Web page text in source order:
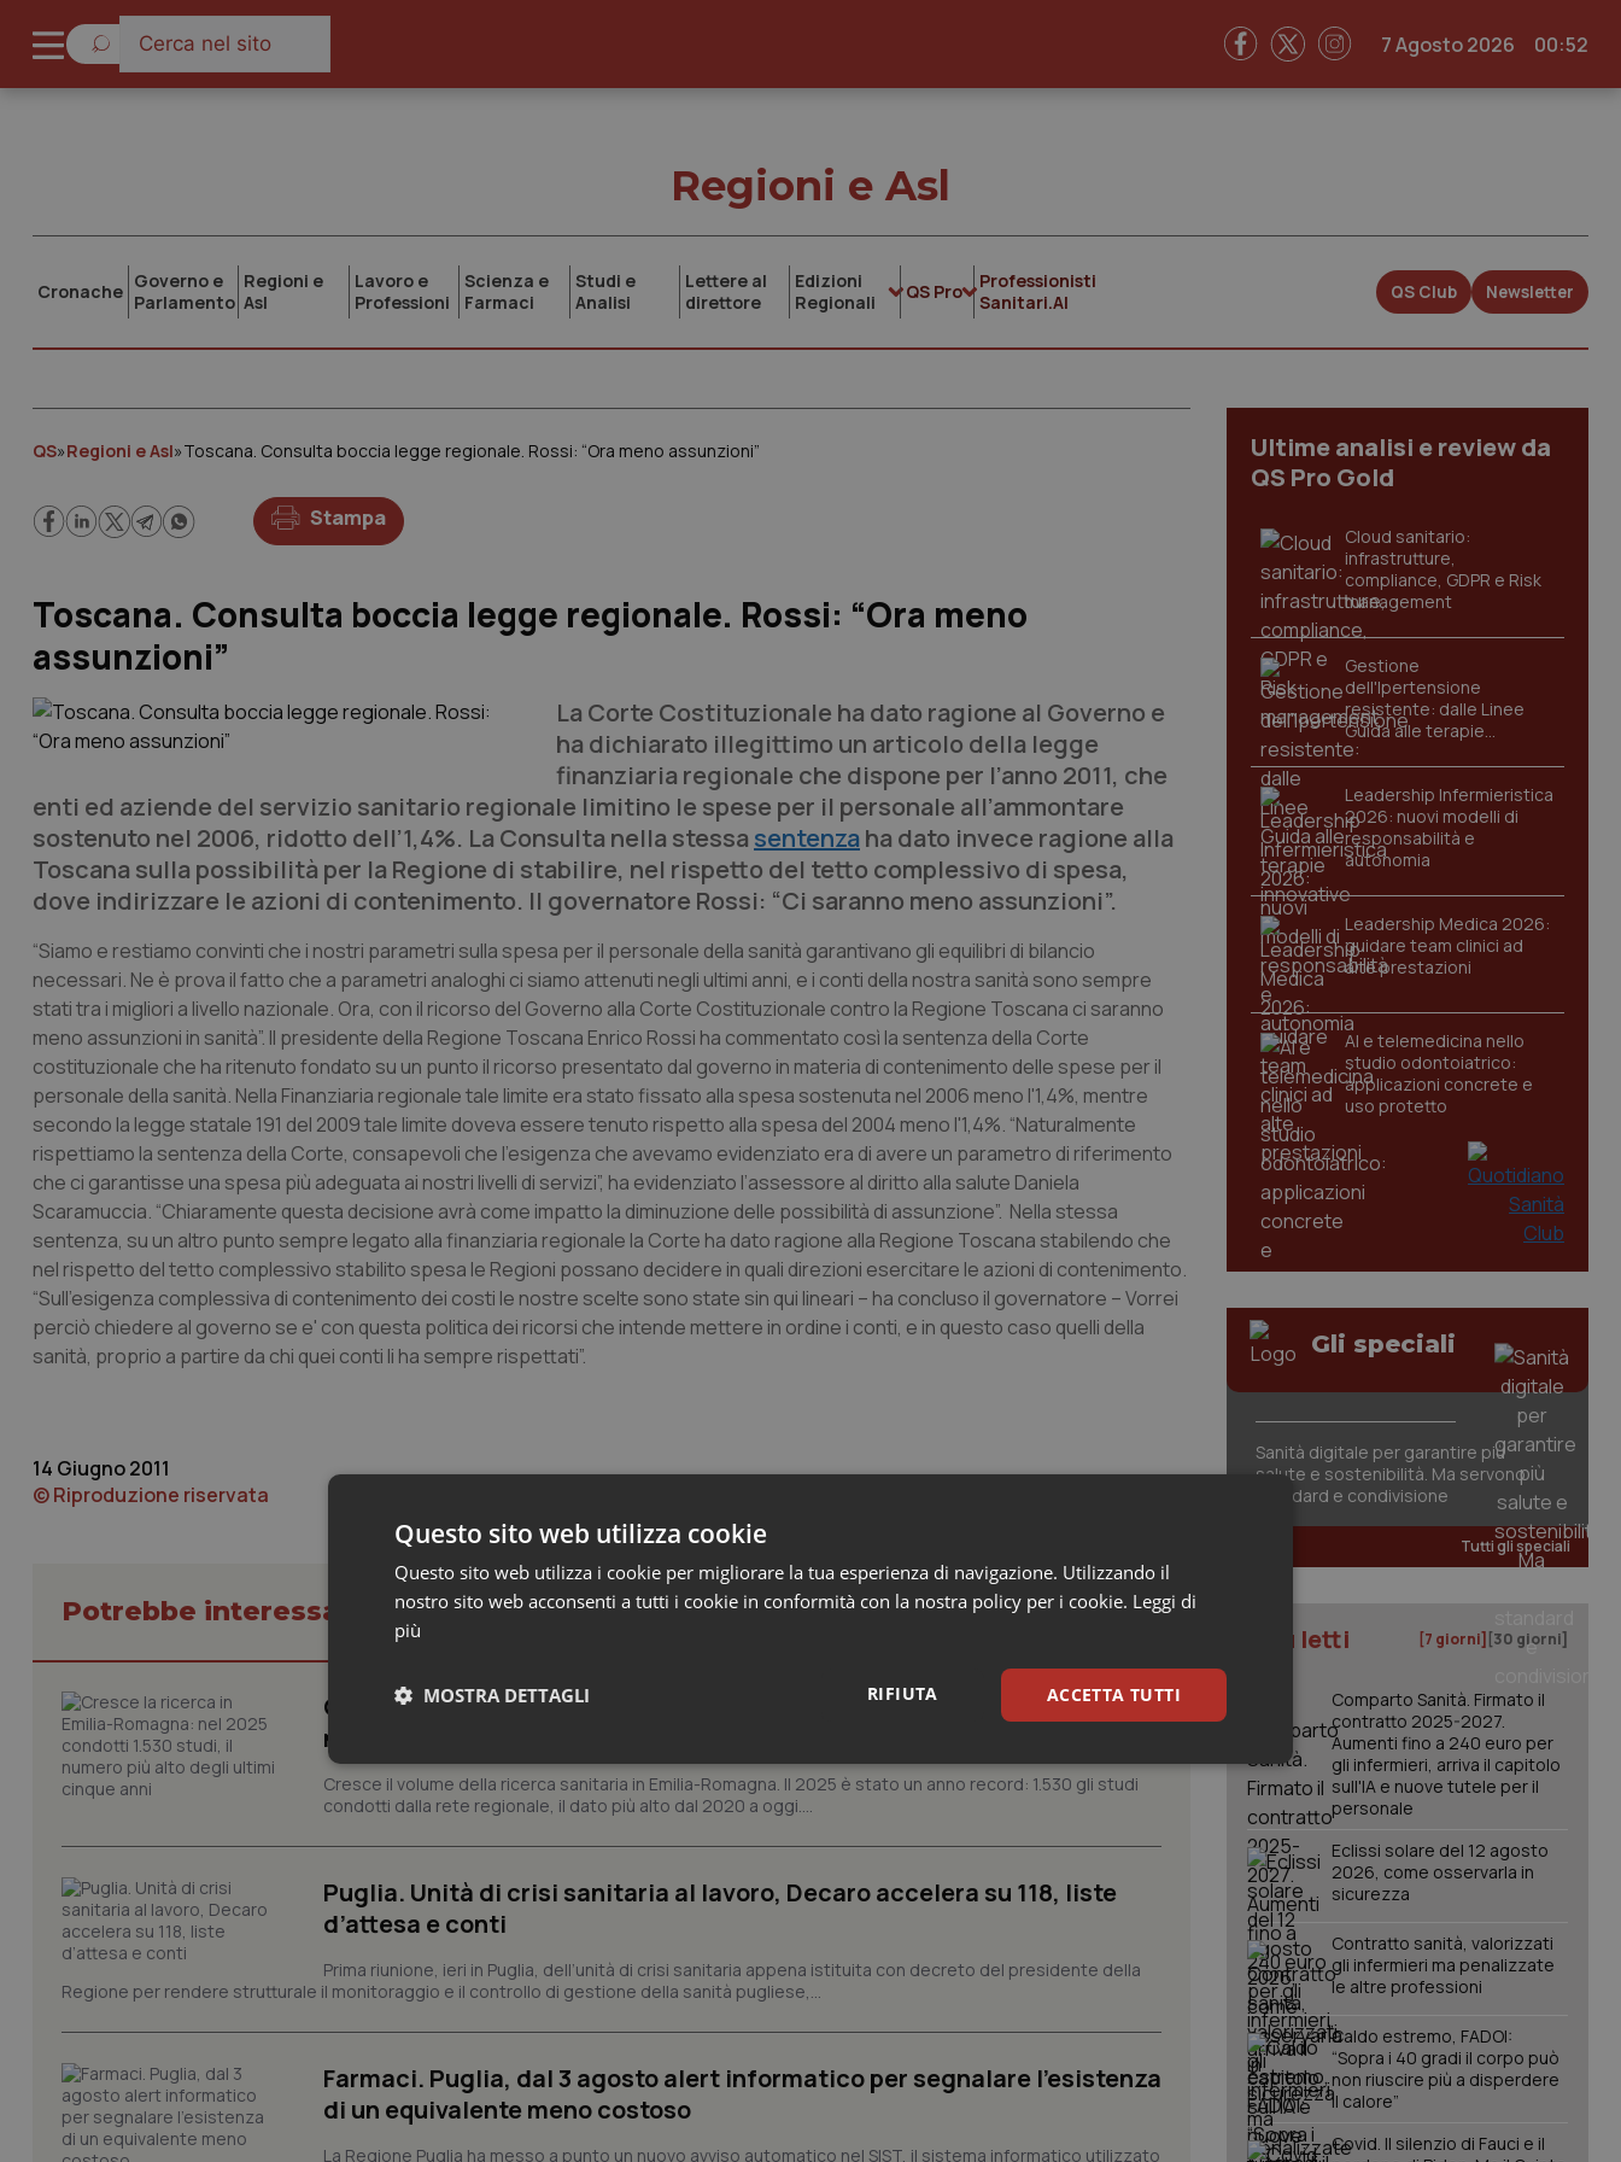
7 Agosto 2026 00:52
Regioni e Asl
Cronache Governo e
Parlamento
Regioni e
Asl
Lavoro e
Professioni
Scienza e
Farmaci
Studi e
Analisi
Lettere al
direttore
Edizioni
Regionali
QS Pro
Professionisti
Sanitari.AI
QS Club Newsletter
QS»Regioni e Asl»Toscana. Consulta boccia legge regionale. Rossi: “Ora meno assunzioni”
Stampa
Toscana. Consulta boccia legge regionale. Rossi: “Ora meno
assunzioni”
La Corte Costituzionale ha dato ragione al Governo e
ha dichiarato illegittimo un articolo della legge
finanziaria regionale che dispone per l’anno 2011, che
enti ed aziende del servizio sanitario regionale limitino le spese per il personale all’ammontare
sostenuto nel 2006, ridotto dell’1,4%. La Consulta nella stessa sentenzaha dato invece ragione alla
Toscana sulla possibilità per la Regione di stabilire, nel rispetto del tetto complessivo di spesa,
dove indirizzare le azioni di contenimento. Il governatore Rossi: “Ci saranno meno assunzioni”.
“Siamo e restiamo convinti che i nostri parametri sulla spesa per il personale della sanità garantivano gli equilibri di bilancio
necessari. Ne è prova il fatto che a parametri analoghi ci siamo attenuti negli ultimi anni, e i conti della nostra sanità sono sempre
stati tra i migliori a livello nazionale. Ora, con il ricorso del Governo alla Corte Costituzionale contro la Regione Toscana ci saranno
meno assunzioni in sanità”. Il presidente della Regione Toscana Enrico Rossi ha commentato così la sentenza della Corte
costituzionale che ha ritenuto fondato su un punto il ricorso presentato dal governo in materia di contenimento delle spese per il
personale della sanità. Nella Finanziaria regionale tale limite era stato fissato alla spesa sostenuta nel 2006 meno l'1,4%, mentre
secondo la legge statale 191 del 2009 tale limite doveva essere tenuto rispetto alla spesa del 2004 meno l'1,4%. “Naturalmente
rispettiamo la sentenza della Corte, consapevoli che l’esigenza che avevamo evidenziato era di avere un parametro di riferimento
che ci garantisse una spesa più adeguata ai nostri livelli di servizi”, ha evidenziato l’assessore al diritto alla salute Daniela
Scaramuccia. “Chiaramente questa decisione avrà come impatto la diminuzione delle possibilità di assunzione”. Nella stessa
sentenza, su un altro punto sempre legato alla finanziaria regionale la Corte ha dato ragione alla Regione Toscana stabilendo che
nel rispetto del tetto complessivo stabilito spesa le Regioni possano decidere in quali direzioni esercitare le azioni di contenimento.
“Sull’esigenza complessiva di contenimento dei costi le nostre scelte sono state sin qui lineari – ha concluso il governatore – Vorrei
perciò chiedere al governo se e' con questa politica dei ricorsi che intende mettere in ordine i conti, e in questo caso quelli della
sanità, proprio a partire da chi quei conti li ha sempre rispettati”.
14 Giugno 2011
© Riproduzione riservata
Potrebbe interessarti in Regioni e Asl
Cresce la ricerca in Emilia-Romagna: nel 2025 condotti 1.530 studi, il
numero più alto degli ultimi cinque anni
Cresce il volume della ricerca sanitaria in Emilia-Romagna. Il 2025 è stato un anno record: 1.530 gli studi
condotti dalla rete regionale, il dato più alto dal 2020 a oggi....
Puglia. Unità di crisi sanitaria al lavoro, Decaro accelera su 118, liste
d’attesa e conti
Prima riunione, ieri in Puglia, dell’unità di crisi sanitaria appena istituita con decreto del presidente della
Regione per rendere strutturale il monitoraggio e il controllo di gestione della sanità pugliese,...
Farmaci. Puglia, dal 3 agosto alert informatico per segnalare l’esistenza
di un equivalente meno costoso
La Regione Puglia ha messo a punto un nuovo avviso automatico nel SIST, il sistema informatico utilizzato
Ultime analisi e review da
QS Pro Gold
Cloud sanitario:
infrastrutture,
compliance, GDPR e Risk
management
Gestione
dell'Ipertensione
resistente: dalle Linee
Guida alle terapie
innovative
Leadership Infermieristica
2026: nuovi modelli di
responsabilità e
autonomia
Leadership Medica 2026:
guidare team clinici ad
alte prestazioni
AI e telemedicina nello
studio odontoiatrico:
applicazioni concrete e
uso protetto
Gli speciali
Sanità digitale per garantire più
salute e sostenibilità. Ma servono
standard e condivisione
Tutti gli speciali
I più letti [7 giorni] [30 giorni]
Comparto Sanità. Firmato il
contratto 2025-2027.
Aumenti fino a 240 euro per
gli infermieri, arriva il capitolo
sull'IA e nuove tutele per il
personale
Eclissi solare del 12 agosto
2026, come osservarla in
sicurezza
Contratto sanità, valorizzati
gli infermieri ma penalizzate
le altre professioni
Caldo estremo, FADOI:
“Sopra i 40 gradi il corpo può
non riuscire più a disperdere
il calore”
Covid. Il silenzio di Fauci e il
Questo sito web utilizza cookie
Questo sito web utilizza i cookie per migliorare la tua esperienza di navigazione. Utilizzando il
nostro sito web acconsenti a tutti i cookie in conformità con la nostra policy per i cookie. Leggi di
più
ACCETTA TUTTI
RIFIUTA
MOSTRA DETTAGLI
Necessari Statistici Marketing
I cookie necessari contribuiscono a rendere fruibile il sito web abilitandone funzionalità di base quali la navigazione sulle pagine
e l'accesso alle aree protette del sito. Il sito web non è in grado di funzionare correttamente senza questi cookie.
Nome
Fornitore/Dominio Scadenza
Descrizione
VISITOR_PRIVACY_METADATA
YouTube
.youtube.com
5 mesi 4
settimane
Questo cookie viene utilizzato per memorizzare le
scelte di consenso e privacy dell'utente per la loro
preferenze siano onorate nelle sessioni future.